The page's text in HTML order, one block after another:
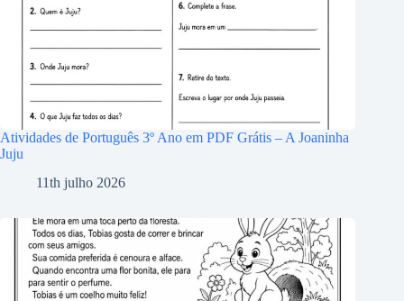
Atividades de Português 3º Ano em PDF Grátis – A Joaninha
Juju
11th julho 2026